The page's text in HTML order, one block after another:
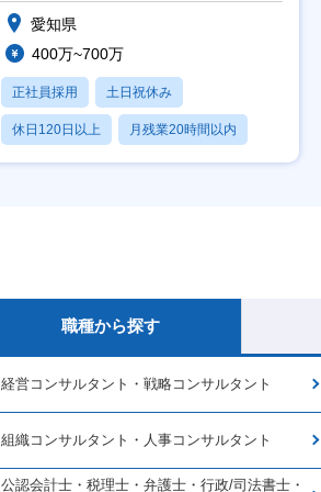
愛知県
400万~700万
正社員採用 土日祝休み
休日120日以上 月残業20時間以内
学歴不問
職種から探す
経営コンサルタント・戦略コンサルタント
組織コンサルタント・人事コンサルタント
公認会計士・税理士・弁護士・行政/司法書士・